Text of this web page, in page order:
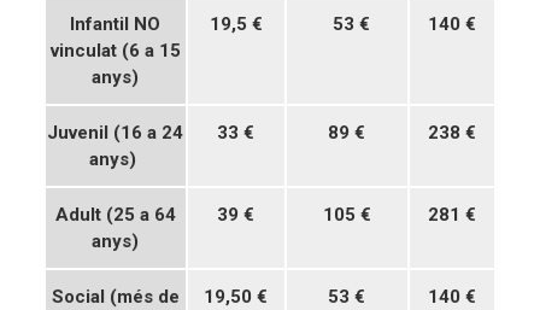
Infantil NO
vinculat (6 a 15
anys)
19,5 € 53 € 140 €
Juvenil (16 a 24
anys)
33 € 89 € 238 €
Adult (25 a 64
anys)
39 € 105 € 281 €
Social (més de
19,50 € 53 € 140 €